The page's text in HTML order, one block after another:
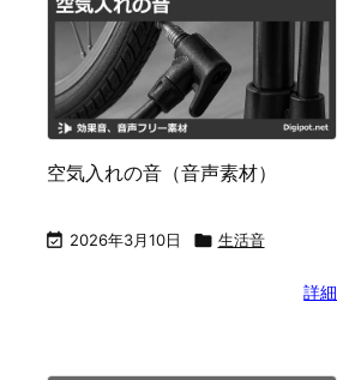
空気入れの音（音声素材）
 2026年3月10日  生活音
詳細